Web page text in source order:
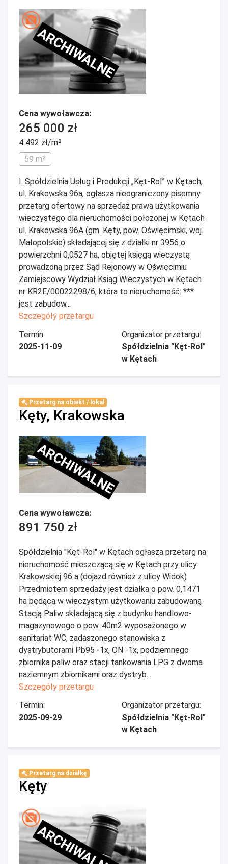
ARCHIWALNE
Cena wywoławcza:
265 000 zł
4 492 zł/m²
59 m²
I. Spółdzielnia Usług i Produkcji „Kęt-Rol” w Kętach,
ul. Krakowska 96a, ogłasza nieograniczony pisemny
przetarg ofertowy na sprzedaż prawa użytkowania
wieczystego dla nieruchomości położonej w Kętach
ul. Krakowska 96A (gm. Kęty, pow. Oświęcimski, woj.
Małopolskie) składającej się z działki nr 3956 o
powierzchni 0,0527 ha, objętej księgą wieczystą
prowadzoną przez Sąd Rejonowy w Oświęcimiu
Zamiejscowy Wydział Ksiąg Wieczystych w Kętach
nr KR2E/00022298/6, która to nieruchomość: ***
jest zabudow...
Szczegóły przetargu
Termin:
2025-11-09
Organizator przetargu:
Spółdzielnia "Kęt-Rol"
w Kętach
Przetarg na obiekt / lokal
Kęty, Krakowska
ARCHIWALNE
Cena wywoławcza:
891 750 zł
Spółdzielnia "Kęt-Rol" w Kętach ogłasza przetarg na
nieruchomość mieszczącą się w Kętach przy ulicy
Krakowskiej 96 a (dojazd również z ulicy Widok)
Przedmiotem sprzedaży jest działka o pow. 0,1471
ha będącą w wieczystym użytkowaniu zabudowaną
Stacją Paliw składającą się z budynku handlowo-
magazynowego o pow. 40m2 wyposażonego w
sanitariat WC, zadaszonego stanowiska z
dystrybutorami Pb95 -1x, ON -1x, podziemnego
zbiornika paliw oraz stacji tankowania LPG z dwoma
naziemnym zbiornikami oraz dystryb...
Szczegóły przetargu
Termin:
2025-09-29
Organizator przetargu:
Spółdzielnia "Kęt-Rol"
w Kętach
Przetarg na działkę
Kęty
ARCHIWALNE